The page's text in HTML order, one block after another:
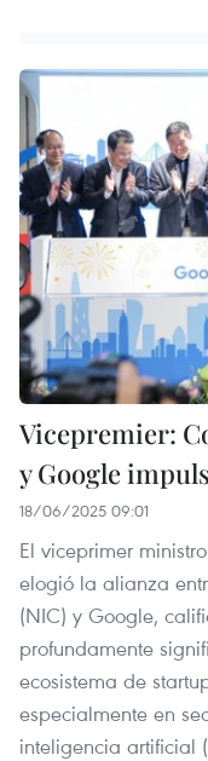
Vicepremier:
y Google
18/06/2025 09:01
El viceprimer
elogió la alianza
(NIC) y Google,
profundamente
ecosistema de
especialmente en
inteligencia artificial